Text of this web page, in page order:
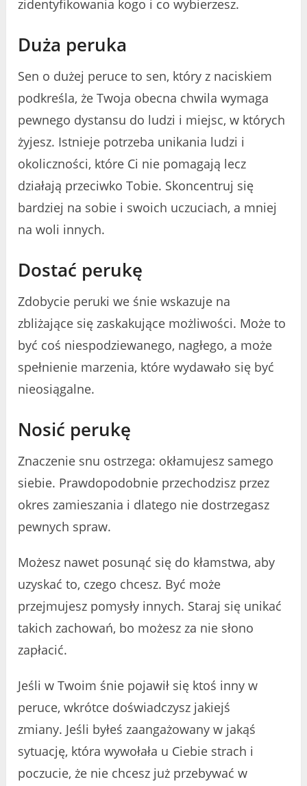
zidentyfikowania kogo i co wybierzesz.
Duża peruka
Sen o dużej peruce to sen, który z naciskiem
podkreśla, że ​​Twoja obecna chwila wymaga
pewnego dystansu do ludzi i miejsc, w których
żyjesz. Istnieje potrzeba unikania ludzi i
okoliczności, które Ci nie pomagają lecz
działają przeciwko Tobie. Skoncentruj się
bardziej na sobie i swoich uczuciach, a mniej
na woli innych.
Dostać perukę
Zdobycie peruki we śnie wskazuje na
zbliżające się zaskakujące możliwości. Może to
być coś niespodziewanego, nagłego, a może
spełnienie marzenia, które wydawało się być
nieosiągalne.
Nosić perukę
Znaczenie snu ostrzega: okłamujesz samego
siebie. Prawdopodobnie przechodzisz przez
okres zamieszania i dlatego nie dostrzegasz
pewnych spraw.
Możesz nawet posunąć się do kłamstwa, aby
uzyskać to, czego chcesz. Być może
przejmujesz pomysły innych. Staraj się unikać
takich zachowań, bo możesz za nie słono
zapłacić.
Jeśli w Twoim śnie pojawił się ktoś inny w
peruce, wkrótce doświadczysz jakiejś
zmiany. Jeśli byłeś zaangażowany w jakąś
sytuację, która wywołała u Ciebie strach i
poczucie, że nie chcesz już przebywać w